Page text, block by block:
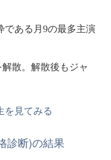
である月9の最多主演
散。解散後もジャ
を見てみる
診断)の結果